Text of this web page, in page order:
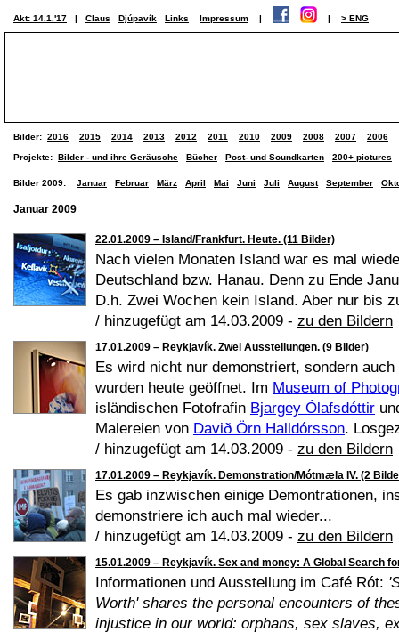
Akt: 14.1.'17 | Claus Djúpavík Links Impressum | | > ENG
Bilder: 2016 2015 2014 2013 2012 2011 2010 2009 2008 2007 2006
Projekte: Bilder - und ihre Geräusche Bücher Post- und Soundkarten 200+ pictures
Bilder 2009: Januar Februar März April Mai Juni Juli August September
Januar 2009
22.01.2009 – Island/Frankfurt. Heute. (11 Bilder)
Nach vielen Monaten Island war es mal
Deutschland bzw. Hanau. Denn zu Ende
D.h. Zwei Wochen kein Island. Aber nur bis
/ hinzugefügt am 14.03.2009 - zu den Bildern
17.01.2009 – Reykjavík. Zwei Ausstellungen. (9 Bilder)
Es wird nicht nur demonstriert, sondern
wurden heute geöffnet. Im Museum of
isländischen Fotofrafin Bjargey Ólafsdóttir
Malereien von Davið Örn Halldórsson.
/ hinzugefügt am 14.03.2009 - zu den Bildern
17.01.2009 – Reykjavík. Demonstration/Mótmæla IV. (2
Es gab inzwischen einige Demontrationen,
demonstriere ich auch mal wieder...
/ hinzugefügt am 14.03.2009 - zu den Bildern
15.01.2009 – Reykjavík. Sex and money: A Global Search
Informationen und Ausstellung im Café Rót:
Worth' shares the personal encounters of
injustice in our world: orphans, sex slaves,